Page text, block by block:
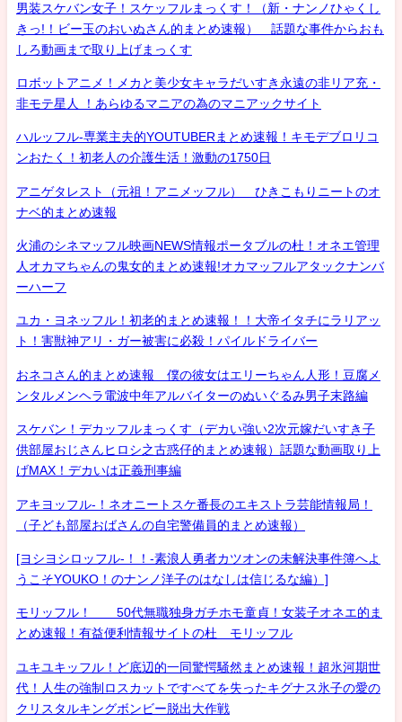
男装スケバン女子！スケッフルまっくす！（新・ナンノひゃくし
きっ!！ビー玉のおいぬさん的まとめ速報） 話題な事件からおも
しろ動画まで取り上げまっくす
ロボットアニメ！メカと美少女キャラだいすき永遠の非リア充・
非モテ星人 ！あらゆるマニアの為のマニアックサイト
ハルッフル-専業主夫的YOUTUBERまとめ速報！キモデブロリコ
ンおたく！初老人の介護生活！激動の1750日
アニゲタレスト（元祖！アニメッフル） ひきこもりニートのオ
ナベ的まとめ速報
火浦のシネマッフル映画NEWS情報ポータブルの杜！オネエ管理
人オカマちゃんの鬼女的まとめ速報!オカマッフルアタックナンバ
ーハーフ
ユカ・ヨネッフル！初老的まとめ速報！！大帝イタチにラリアッ
ト！害獣神アリ・ガー被害に必殺！パイルドライバー
おネコさん的まとめ速報 僕の彼女はエリーちゃん人形！豆腐メ
ンタルメンヘラ電波中年アルバイターのぬいぐるみ男子末路編
スケバン！デカッフルまっくす（デカい強い2次元嫁だいすき子
供部屋おじさんヒロシ之古惑仔的まとめ速報）話題な動画取り上
げMAX！デカいは正義刑事編
アキヨッフル-！ネオニートスケ番長のエキストラ芸能情報局！
（子ども部屋おばさんの自宅警備員的まとめ速報）
[ヨシヨシロッフル-！！-素浪人勇者カツオンの未解決事件簿へよ
うこそYOUKO！のナンノ洋子のはなしは信じるな編）]
モリッフル！ 50代無職独身ガチホモ童貞！女装子オネエ的ま
とめ速報！有益便利情報サイトの杜 モリッフル
ユキユキッフル！ど底辺的一同驚愕騒然まとめ速報！超氷河期世
代！人生の強制ロスカットですべてを失ったキグナス氷子の愛の
クリスタルキングボンビー脱出大作戦